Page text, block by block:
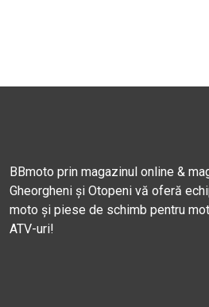
BBmoto prin magazinul online &
Gheorgheni și Otopeni vă oferă
moto și piese de schimb pentru
ATV-uri!